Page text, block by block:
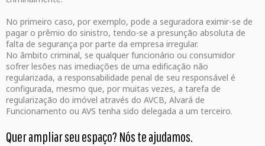
No primeiro caso, por exemplo, pode a seguradora eximir-se de
pagar o prêmio do sinistro, tendo-se a presunção absoluta de
falta de segurança por parte da empresa irregular.
No âmbito criminal, se qualquer funcionário ou consumidor
sofrer lesões nas imediações de uma edificação não
regularizada, a responsabilidade penal de seu responsável é
configurada, mesmo que, por muitas vezes, a tarefa de
regularização do imóvel através do AVCB, Alvará de
Funcionamento ou AVS tenha sido delegada a um terceiro.
Quer ampliar seu espaço? Nós te ajudamos.